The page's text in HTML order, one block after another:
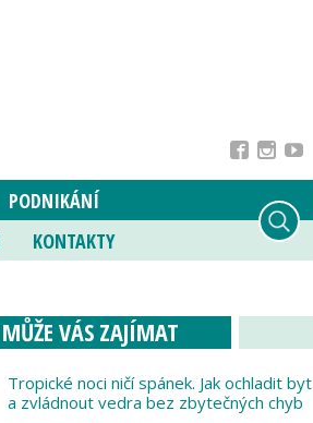
PODNIKÁNÍ
KONTAKTY
MŮŽE VÁS ZAJÍMAT
Tropické noci ničí spánek. Jak ochladit byt
a zvládnout vedra bez zbytečných chyb